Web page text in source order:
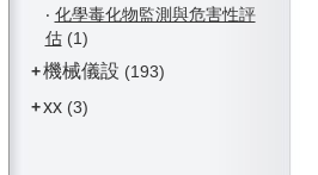
‧ 化學毒化物監測與危害性評
估(1)
+機械儀設 (193)
+xx(3)